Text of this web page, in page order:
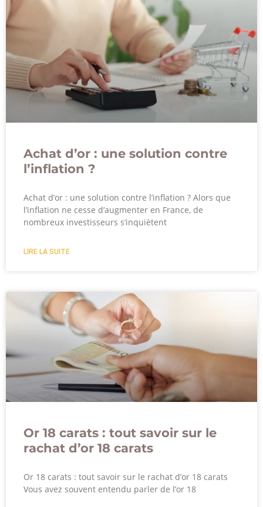
Achat d’or : une solution contre
l’inflation ?
Achat d’or : une solution contre l’inflation ? Alors que
l’inflation ne cesse d’augmenter en France, de
nombreux investisseurs s’inquiètent
LIRE LA SUITE
Or 18 carats : tout savoir sur le
rachat d’or 18 carats
Or 18 carats : tout savoir sur le rachat d’or 18 carats
Vous avez souvent entendu parler de l’or 18